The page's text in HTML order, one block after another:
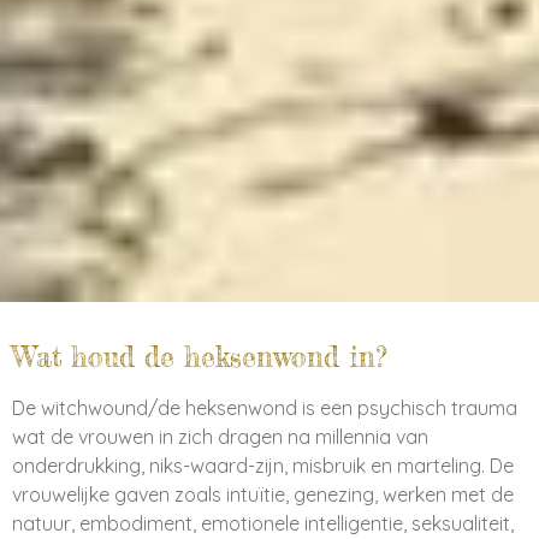
Wat houd de heksenwond in?
De witchwound/de heksenwond is een psychisch trauma
wat de vrouwen in zich dragen na millennia van
onderdrukking, niks-waard-zijn, misbruik en marteling. De
vrouwelijke gaven zoals intuïtie, genezing, werken met de
natuur, embodiment, emotionele intelligentie, seksualiteit,